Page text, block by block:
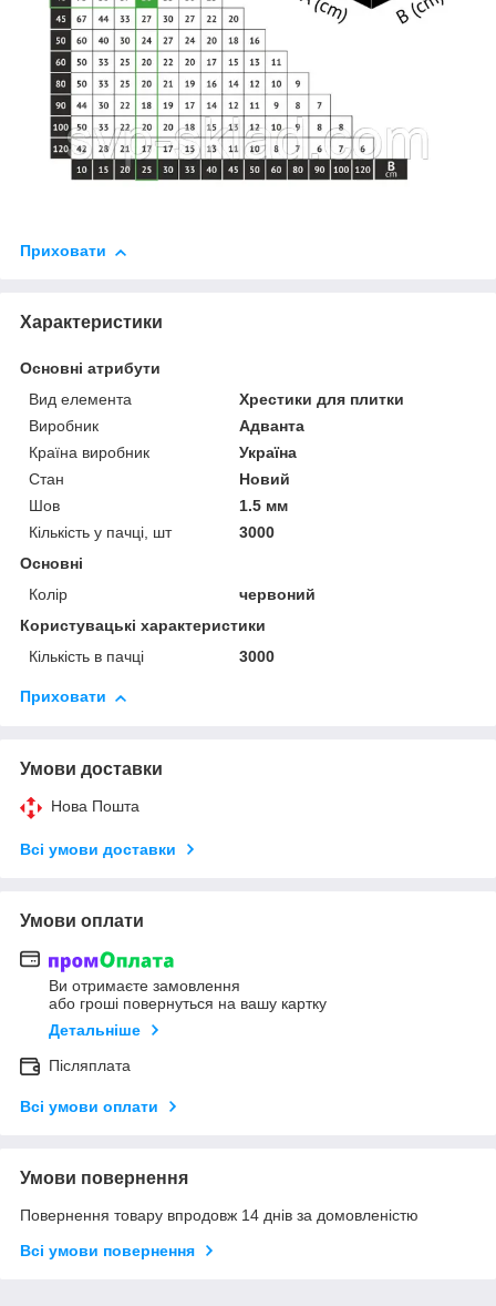
Приховати
Характеристики
Основні атрибути
Вид елемента
Хрестики для плитки
Виробник
Адванта
Країна виробник
Україна
Стан
Новий
Шов
1.5 мм
Кількість у пачці, шт
3000
Основні
Колір
червоний
Користувацькі характеристики
Кількість в пачці
3000
Приховати
Умови доставки
Нова Пошта
Всі умови доставки
Умови оплати
Ви отримаєте замовлення
або гроші повернуться на вашу картку
Детальніше
Післяплата
Всі умови оплати
Умови повернення
Повернення товару впродовж 14 днів за домовленістю
Всі умови повернення